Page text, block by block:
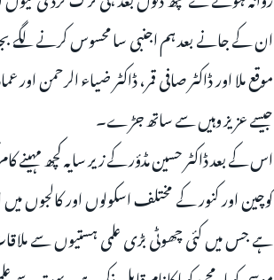
ان کے جانے بعد ہم اجنبی سا محسوس کرنے
موقع ملا اور ڈاکٹر صافی قمر، ڈاکٹر ضیاء الرحمن
جیسے عزیز وہیں سے ساتھ جڑے۔
اس کے بعد ڈاکٹر حسین مڈؤر کے زیر سایہ کچھ مہینے
کوچین اور کنور کے مختلف اسکولوں اور کالجوں
ہے جس میں کئی چھوٹی بڑی علمی ہستیوں سے